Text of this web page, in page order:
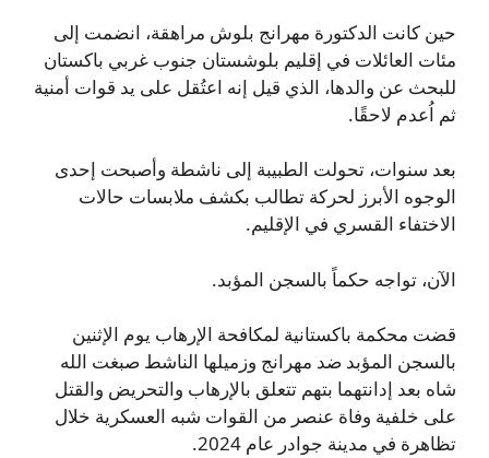
حين كانت الدكتورة مهرانج بلوش مراهقة، انضمت إلى
مئات العائلات في إقليم بلوشستان جنوب غربي باكستان
للبحث عن والدها، الذي قيل إنه اعتُقل على يد قوات أمنية
ثم اُعدم لاحقًا.
بعد سنوات، تحولت الطبيبة إلى ناشطة وأصبحت إحدى
الوجوه الأبرز لحركة تطالب بكشف ملابسات حالات
الاختفاء القسري في الإقليم.
الآن، تواجه حكماً بالسجن المؤبد.
قضت محكمة باكستانية لمكافحة الإرهاب يوم الإثنين
بالسجن المؤبد ضد مهرانج وزميلها الناشط صبغت الله
شاه بعد إدانتهما بتهم تتعلق بالإرهاب والتحريض والقتل
على خلفية وفاة عنصر من القوات شبه العسكرية خلال
تظاهرة في مدينة جوادر عام 2024.